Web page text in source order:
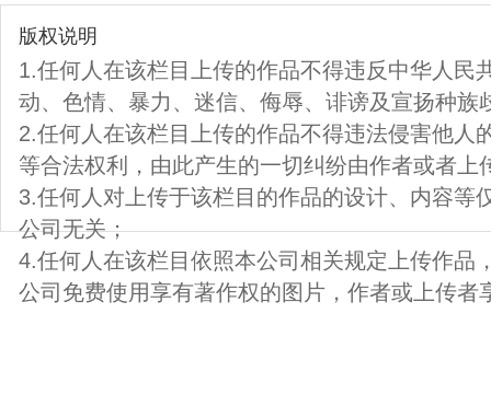
版权说明
1.任何人在该栏目上传的作品不得违反中华人民
动、色情、暴力、迷信、侮辱、诽谤及宣扬种族
2.任何人在该栏目上传的作品不得违法侵害他人
等合法权利，由此产生的一切纠纷由作者或者上
3.任何人对上传于该栏目的作品的设计、内容等
公司无关；
4.任何人在该栏目依照本公司相关规定上传作品
公司免费使用享有著作权的图片，作者或上传者